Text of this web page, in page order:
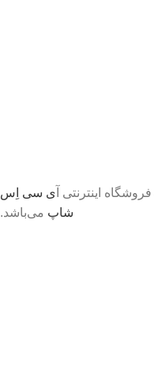
اینترنتی آ ی سی اِس
شاپ می‌باشد.